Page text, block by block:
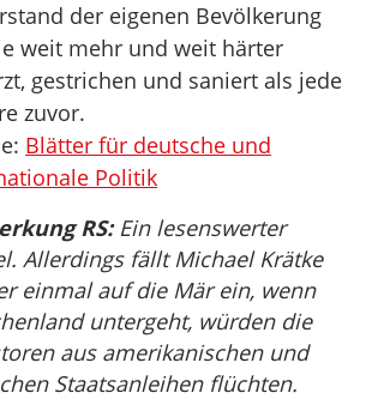
der eigenen Bevölkerung
weit mehr und weit härter
gestrichen und saniert als jede
zuvor.
Blätter für deutsche und
Politik
RS:Ein lesenswerter
Allerdings fällt Michael Krätke
einmal auf die Mär ein, wenn
untergeht, würden die
aus amerikanischen und
Staatsanleihen flüchten.